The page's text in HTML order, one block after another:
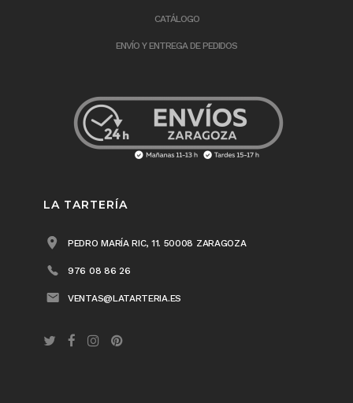
CATÁLOGO
ENVÍO Y ENTREGA DE PEDIDOS
LA TARTERÍA
PEDRO MARÍA RIC, 11. 50008 ZARAGOZA
976 08 86 26
VENTAS@LATARTERIA.ES